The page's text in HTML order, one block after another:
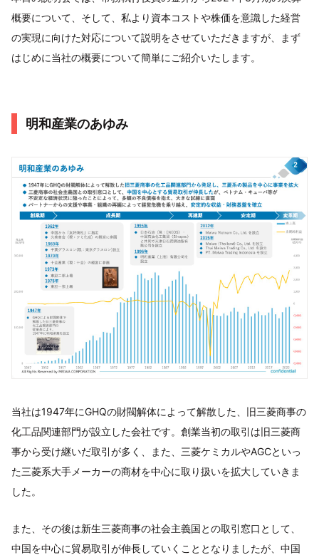
概要について、そして、私より資本コストや株価を意識した経営
の実現に向けた対応について説明をさせていただきますが、まず
はじめに当社の概要について簡単にご紹介いたします。
明和産業のあゆみ
当社は1947年にGHQの財閥解体によって解散した、旧三菱商事の
化工品関連部門が設立した会社です。創業当初の取引は旧三菱商
事から受け継いだ取引が多く、また、三菱ケミカルやAGCといっ
た三菱系大手メーカーの商材を中心に取り扱いを拡大していきま
した。
また、その後は新生三菱商事の社会主義国との取引窓口として、
中国を中心に貿易取引が伸長していくこととなりましたが、中国